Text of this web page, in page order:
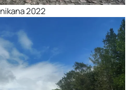
2022